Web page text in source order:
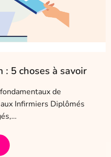
: 5 choses à savoir
de
Infirmiers Diplômés